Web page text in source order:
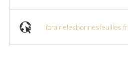
librairielesbonnesfeuilles.fr